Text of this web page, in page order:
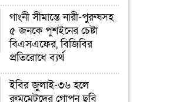
গাংনী সীমান্তে নারী-পুরুষসহ
৫ জনকে পুশইনের চেষ্টা
বিএসএফের, বিজিবির
প্রতিরোধে ব্যর্থ
ইবির জুলাই-৩৬ হলে
রুমমেটদের গোপন ছবি